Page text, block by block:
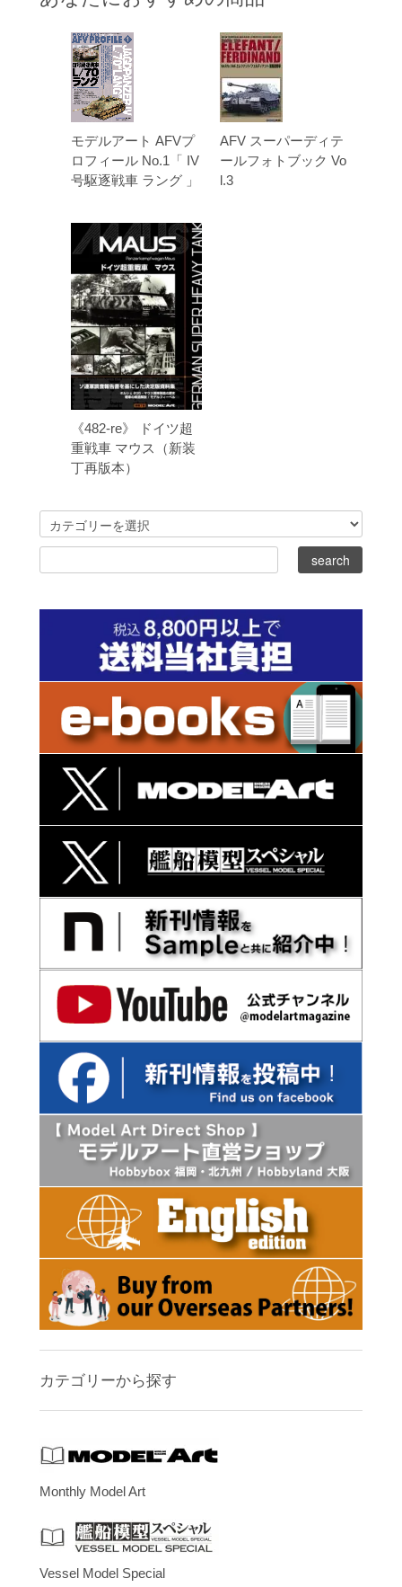
モデルアート AFVプ
ロフィール No.1「 IV
号駆逐戦車 ラング 」
AFV スーパーディテ
ールフォトブック Vo
l.3
《482-re》 ドイツ超
重戦車 マウス（新装
丁再版本）
カテゴリーから探す
Monthly Model Art
Vessel Model Special